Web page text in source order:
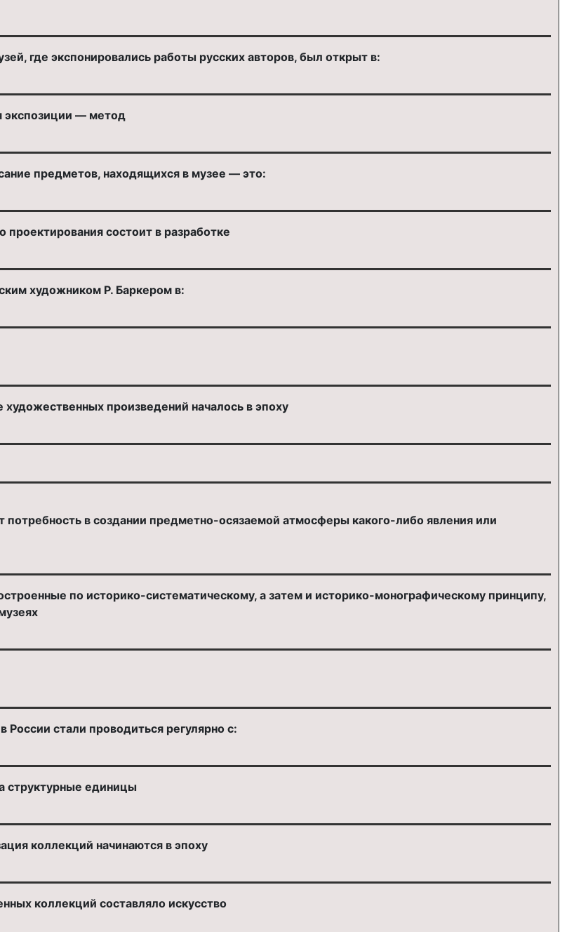
где экспонировались работы русских авторов, был открыт в:
экспозиции — метод
предметов, находящихся в музее — это:
состоит в разработке
художником Р. Баркером в:
произведений началось в эпоху
потребность в создании предметно-осязаемой атмосферы какого-либо явления или
по историко-систематическому, а затем и историко-монографическому принципу,
России стали проводиться регулярно с:
структурные единицы
коллекций начинаются в эпоху
коллекций составляло искусство